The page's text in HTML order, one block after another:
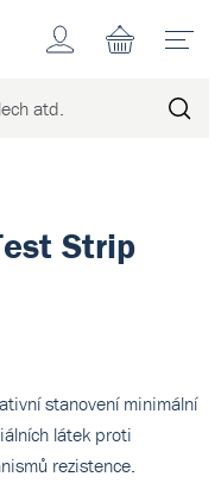
Účet
Strip
stanovení minimální
látek proti
rezistence.